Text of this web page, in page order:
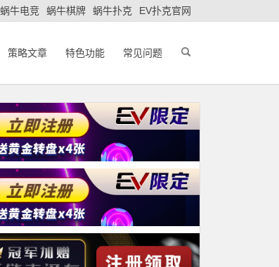
蜗牛电竞 蜗牛棋牌 蜗牛扑克 EV扑克官网
策略文章 特色功能 常见问题